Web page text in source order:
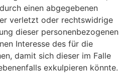
einen abgegebenen
verletzt oder rechtswidrige
dieser personenbezogenen
Interesse des für die
damit sich dieser im Falle
exkulpieren könnte.